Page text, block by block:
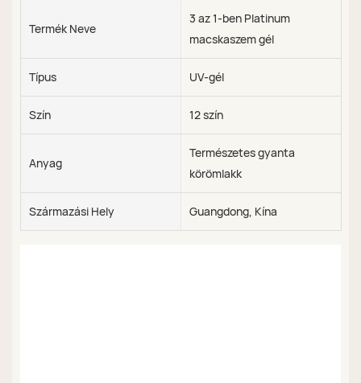
Termék Neve
3 az 1-ben Platinum
macskaszem gél
Típus UV-gél
Szín 12 szín
Anyag
Természetes gyanta
körömlakk
Származási Hely Guangdong, Kína